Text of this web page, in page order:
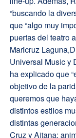
“buscando la
que “algo muy
puertas del teatro
Maricruz
Universal Music y
ha explicado que
objetivo de la
queremos que
distintos estilos
distintas
Cruz y Aitana;